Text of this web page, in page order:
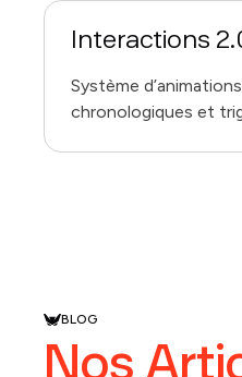
Interactions
Système d’animations
chronologiques et
BLOG
Nos